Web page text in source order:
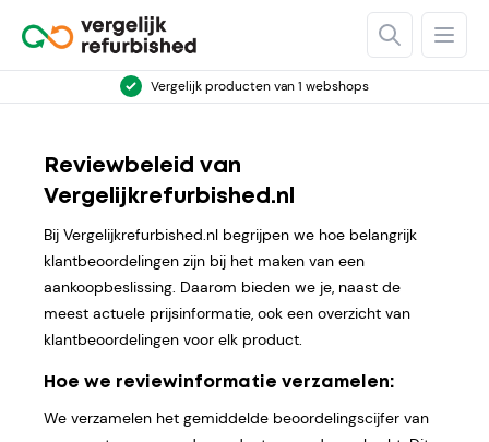
Open
Vergelijk producten van 1 webshops
Reviewbeleid van
Vergelijkrefurbished.nl
Bij Vergelijkrefurbished.nl begrijpen we hoe belangrijk
klantbeoordelingen zijn bij het maken van een
aankoopbeslissing. Daarom bieden we je, naast de
meest actuele prijsinformatie, ook een overzicht van
klantbeoordelingen voor elk product.
Hoe we reviewinformatie verzamelen:
We verzamelen het gemiddelde beoordelingscijfer van